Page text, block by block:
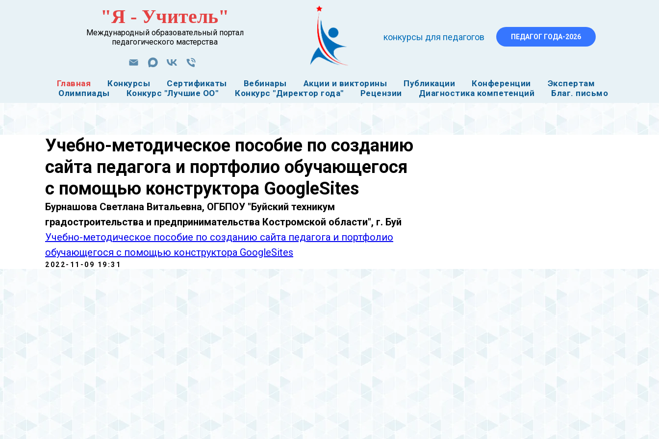
"Я - Учитель"
Международный образовательный портал
педагогического мастерства
конкурсы для педагогов ПЕДАГОГ ГОДА-2026
Главная Конкурсы Сертификаты Вебинары Акции и викторины Публикации Конференции
Экспертам
Олимпиады
Конкурс "Лучшие ОО" Конкурс "Директор года" Рецензии Диагностика компетенций Благ. письмо
Учебно-методическое пособие по созданию
сайта педагога и портфолио обучающегося
с помощью конструктора GoogleSites
Бурнашова Светлана Витальевна, ОГБПОУ "Буйский техникум
градостроительства и предпринимательства Костромской области", г. Буй
Учебно-методическое пособие по созданию сайта педагога и портфолио
обучающегося с помощью конструктора GoogleSites
2022-11-09 19:31